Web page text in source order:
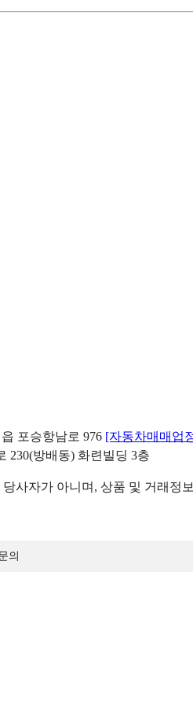
포승항남로 976 [자동차매매업
230(방배동) 화련빌딩 3층
사자가 아니며, 상품 및 거래정
의